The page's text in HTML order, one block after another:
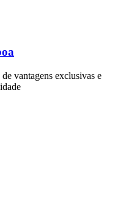
vantagens exclusivas e